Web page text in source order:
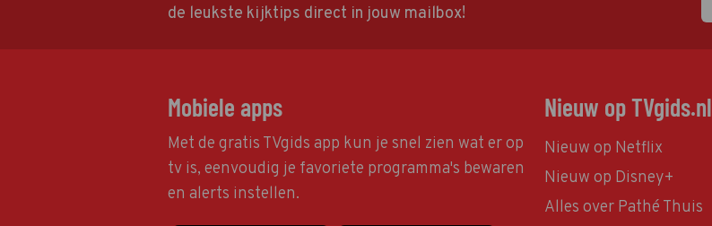
de leukste kijktips direct in jouw mailbox!
Mobiele apps
Met de gratis TVgids app kun je snel zien wat er op
tv is, eenvoudig je favoriete programma's bewaren
en alerts instellen.
Nieuw op TVgids.nl
Nieuw op Netflix
Nieuw op Disney+
Alles over Pathé Thuis